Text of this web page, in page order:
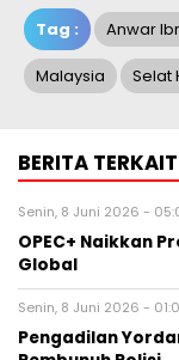
Tag : Anwar
Malaysia Selat
BERITA TERKAIT
Senin, 8 Juni 2026 -
OPEC+ Naikkan
Global
Senin, 8 Juni 2026 -
Pengadilan